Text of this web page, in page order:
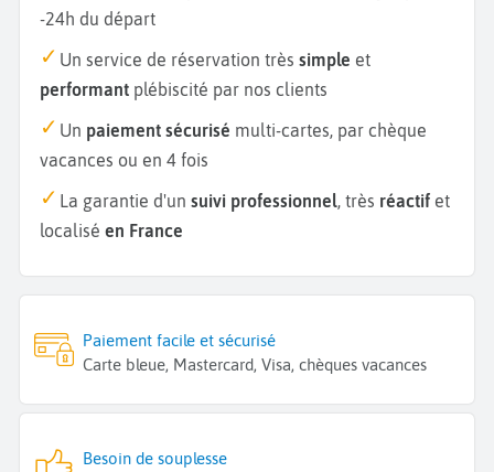
-24h du départ
Un service de réservation très simple et
performant plébiscité par nos clients
Un paiement sécurisé multi-cartes, par chèque
vacances ou en 4 fois
La garantie d'un suivi professionnel, très réactif et
localisé en France
Paiement facile et sécurisé
Carte bleue, Mastercard, Visa, chèques vacances
Besoin de souplesse